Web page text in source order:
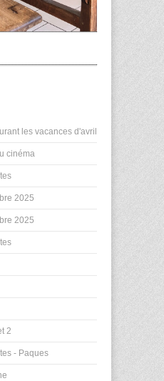
les vacances d'avril
cinéma
2025
2025
2
- Paques